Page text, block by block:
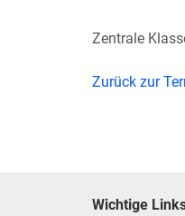
Zentrale
Zurück zur
Wichtige